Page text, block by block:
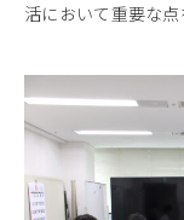
活において重要な点